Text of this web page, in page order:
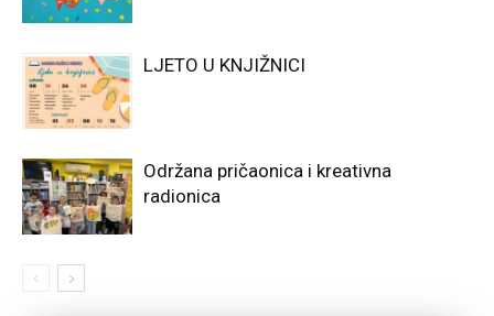
LJETO U KNJIŽNICI
Održana pričaonica i kreativna
radionica